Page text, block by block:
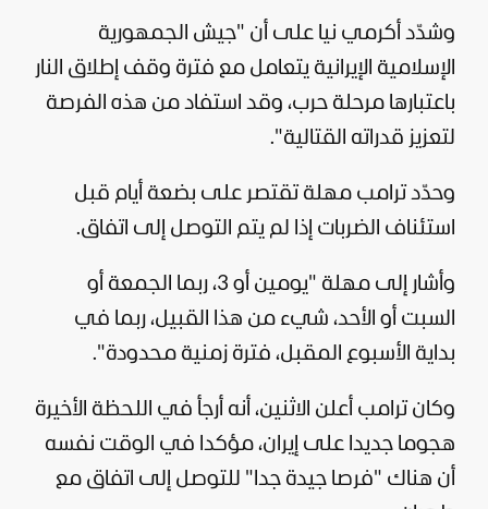
وشدّد أكرمي نيا على أن "جيش الجمهورية
الإسلامية الإيرانية يتعامل مع فترة وقف إطلاق النار
باعتبارها مرحلة حرب، وقد استفاد من هذه الفرصة
لتعزيز قدراته القتالية".
وحدّد ترامب مهلة تقتصر على بضعة أيام قبل
استئناف الضربات إذا لم يتم التوصل إلى اتفاق.
وأشار إلى مهلة "يومين أو 3، ربما الجمعة أو
السبت أو الأحد، شيء من هذا القبيل، ربما في
بداية الأسبوع المقبل، فترة زمنية محدودة".
وكان ترامب أعلن الاثنين، أنه أرجأ في اللحظة الأخيرة
هجوما جديدا على إيران، مؤكدا في الوقت نفسه
أن هناك "فرصا جيدة جدا" للتوصل إلى اتفاق مع